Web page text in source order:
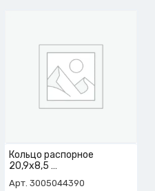
Кольцо распорное
20,9х8,5
Арт. 3005044390